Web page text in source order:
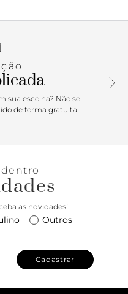
quem valoriza
O detalhe frontal traz o
para carregar
sua escolha? Não se
de forma gratuita
as novidades!
Outros
Cadastrar